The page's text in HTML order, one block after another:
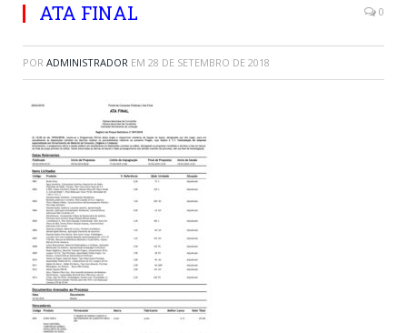
ATA FINAL 0
POR ADMINISTRADOR EM 28 DE SETEMBRO DE 2018